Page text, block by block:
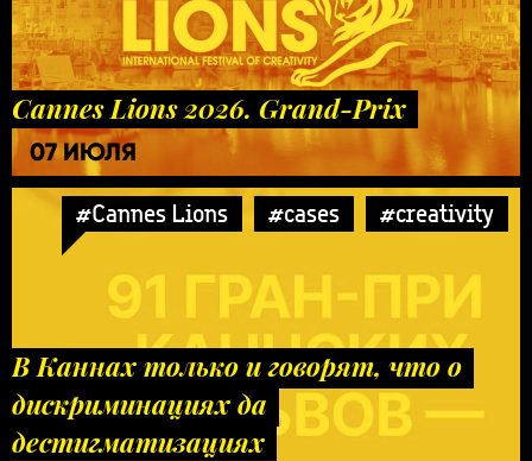
Cannes Lions 2026. Grand-Prix
07 ИЮЛЯ
#Cannes Lions #cases #creativity
В Каннах только и говорят, что о
дискриминациях да
дестигматизациях